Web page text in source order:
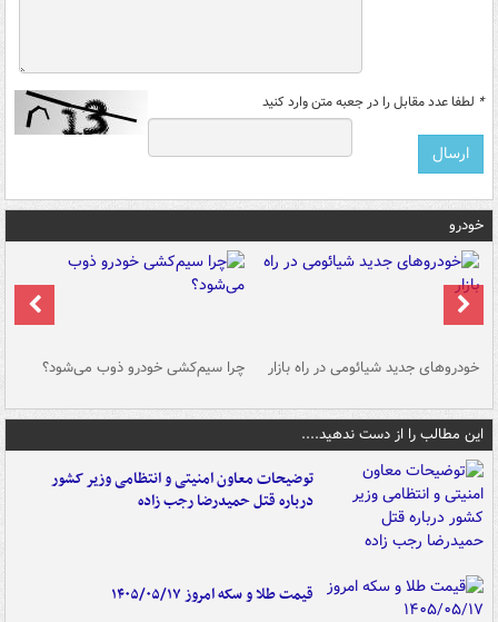
* لطفا عدد مقابل را در جعبه متن وارد کنید
خودرو
خودروهای جدید شیائومی در راه بازار چرا سیم‌کشی خودرو ذوب می‌شود؟
این مطالب را از دست ندهید....
توضیحات معاون امنیتی و انتظامی وزیر کشور
درباره قتل حمیدرضا رجب زاده
قیمت طلا و سکه امروز ۱۴۰۵/۰۵/۱۷